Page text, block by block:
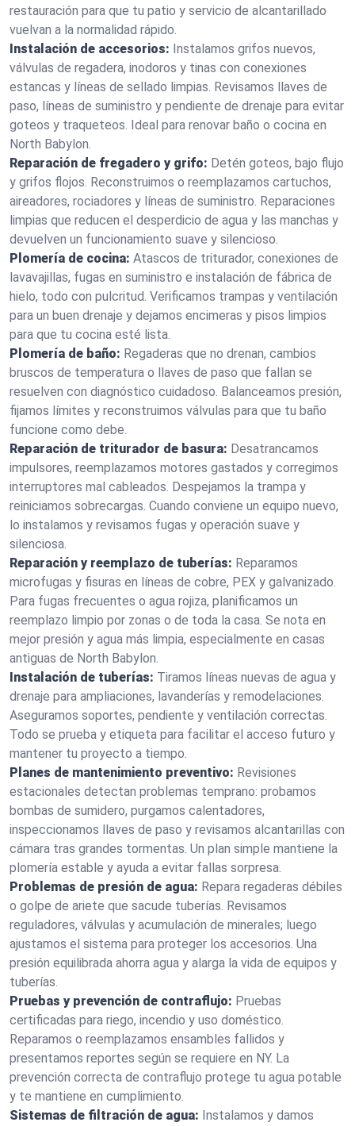
restauración para que tu patio y servicio de alcantarillado
vuelvan a la normalidad rápido.
Instalación de accesorios: Instalamos grifos nuevos,
válvulas de regadera, inodoros y tinas con conexiones
estancas y líneas de sellado limpias. Revisamos llaves de
paso, líneas de suministro y pendiente de drenaje para evitar
goteos y traqueteos. Ideal para renovar baño o cocina en
North Babylon.
Reparación de fregadero y grifo: Detén goteos, bajo flujo
y grifos flojos. Reconstruimos o reemplazamos cartuchos,
aireadores, rociadores y líneas de suministro. Reparaciones
limpias que reducen el desperdicio de agua y las manchas y
devuelven un funcionamiento suave y silencioso.
Plomería de cocina: Atascos de triturador, conexiones de
lavavajillas, fugas en suministro e instalación de fábrica de
hielo, todo con pulcritud. Verificamos trampas y ventilación
para un buen drenaje y dejamos encimeras y pisos limpios
para que tu cocina esté lista.
Plomería de baño: Regaderas que no drenan, cambios
bruscos de temperatura o llaves de paso que fallan se
resuelven con diagnóstico cuidadoso. Balanceamos presión,
fijamos límites y reconstruimos válvulas para que tu baño
funcione como debe.
Reparación de triturador de basura: Desatrancamos
impulsores, reemplazamos motores gastados y corregimos
interruptores mal cableados. Despejamos la trampa y
reiniciamos sobrecargas. Cuando conviene un equipo nuevo,
lo instalamos y revisamos fugas y operación suave y
silenciosa.
Reparación y reemplazo de tuberías: Reparamos
microfugas y fisuras en líneas de cobre, PEX y galvanizado.
Para fugas frecuentes o agua rojiza, planificamos un
reemplazo limpio por zonas o de toda la casa. Se nota en
mejor presión y agua más limpia, especialmente en casas
antiguas de North Babylon.
Instalación de tuberías: Tiramos líneas nuevas de agua y
drenaje para ampliaciones, lavanderías y remodelaciones.
Aseguramos soportes, pendiente y ventilación correctas.
Todo se prueba y etiqueta para facilitar el acceso futuro y
mantener tu proyecto a tiempo.
Planes de mantenimiento preventivo: Revisiones
estacionales detectan problemas temprano: probamos
bombas de sumidero, purgamos calentadores,
inspeccionamos llaves de paso y revisamos alcantarillas con
cámara tras grandes tormentas. Un plan simple mantiene la
plomería estable y ayuda a evitar fallas sorpresa.
Problemas de presión de agua: Repara regaderas débiles
o golpe de ariete que sacude tuberías. Revisamos
reguladores, válvulas y acumulación de minerales; luego
ajustamos el sistema para proteger los accesorios. Una
presión equilibrada ahorra agua y alarga la vida de equipos y
tuberías.
Pruebas y prevención de contraflujo: Pruebas
certificadas para riego, incendio y uso doméstico.
Reparamos o reemplazamos ensambles fallidos y
presentamos reportes según se requiere en NY. La
prevención correcta de contraflujo protege tu agua potable
y te mantiene en cumplimiento.
Sistemas de filtración de agua: Instalamos y damos